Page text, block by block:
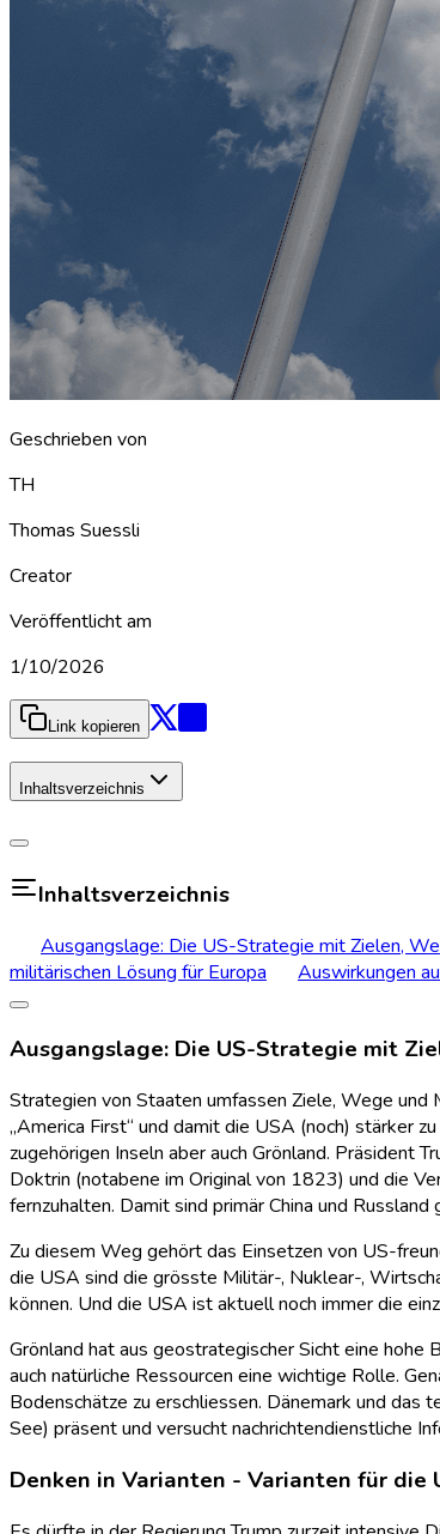
Geschrieben von
TH
Thomas Suessli
Creator
Veröffentlicht am
1/10/2026
Link kopieren
Inhaltsverzeichnis
Inhaltsverzeichnis
Ausgangslage: Die US-Strategie mit Zielen,
militärischen Lösung für Europa
Auswirkungen
Ausgangslage: Die US-Strategie mit
Strategien von Staaten umfassen Ziele, Wege und
„America First“ und damit die USA (noch) stärker
zugehörigen Inseln aber auch Grönland. Präsident
Doktrin (notabene im Original von 1823) und die
fernzuhalten. Damit sind primär China und Russland
Zu diesem Weg gehört das Einsetzen von US-
die USA sind die grösste Militär-, Nuklear-,
können. Und die USA ist aktuell noch immer die
Grönland hat aus geostrategischer Sicht eine
auch natürliche Ressourcen eine wichtige Rolle.
Bodenschätze zu erschliessen. Dänemark und das
See) präsent und versucht nachrichtendienstliche
Denken in Varianten - Varianten für